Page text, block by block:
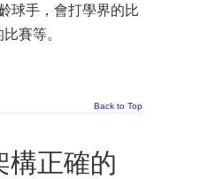
球手，會打學界的比
賽等。
Back to Top
構正確的